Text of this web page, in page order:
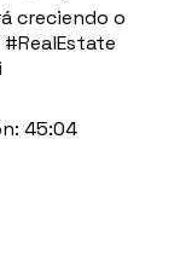
creciendo o
45:04